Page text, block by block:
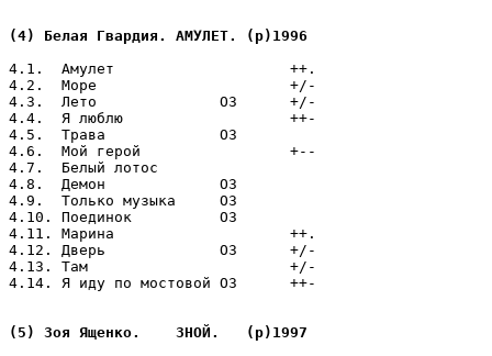
(4) Белая Гвардия. АМУЛЕТ. (p)1996
4.1.  Амулет                    ++.
4.2.  Море                      +/-
4.3.  Лето              ОЗ      +/-
4.4.  Я люблю                   ++-
4.5.  Трава             ОЗ
4.6.  Мой герой                 +--
4.7.  Белый лотос
4.8.  Демон             ОЗ
4.9.  Только музыка     ОЗ
4.10. Поединок          ОЗ
4.11. Марина                    ++.
4.12. Дверь             ОЗ      +/-
4.13. Там                       +/-
4.14. Я иду по мостовой ОЗ      ++-
(5) Зоя Ященко.    ЗНОЙ.   (p)1997